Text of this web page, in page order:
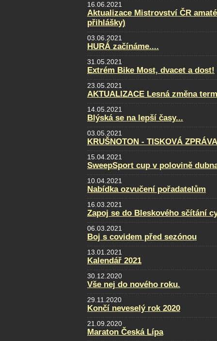
16.06.2021
Aktualizace Mistrovství ČR
přihlášky)
03.06.2021
HURÁ začínáme....
31.05.2021
Extrém Bike Most, dvacet a dost!
23.05.2021
AKTUALIZACE Lesná změna
14.05.2021
Blýská se na lepší časy...
03.05.2021
KRUŠNOTON - TISKOVÁ
15.04.2021
SweepSport cup v polovině
10.04.2021
Nabídka ozvučení pořadatelům
16.03.2021
Zapoj se do Bleskového sčítání
06.03.2021
Boj s covidem před sezónou
13.01.2021
Kalendář 2021
30.12.2020
Vše nej do nového roku.
29.11.2020
Končí neveselý rok 2020
21.09.2020
Maraton Česká Lípa